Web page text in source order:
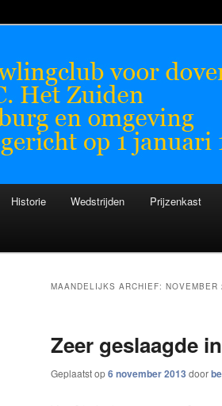
Historie Wedstrijden Prijzenkast
MAANDELIJKS ARCHIEF: NOVEMBER
Zeer geslaagde
Geplaatst op6 november 2013 door